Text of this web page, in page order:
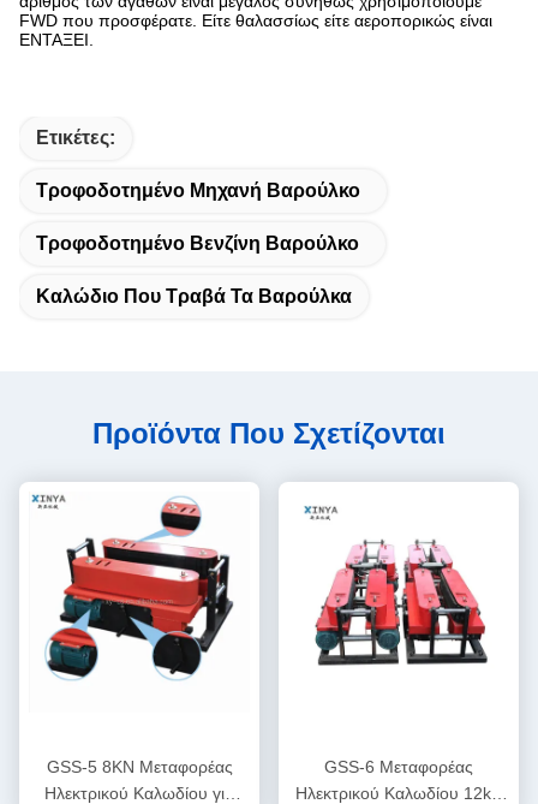
FWD που προσφέρατε. Είτε θαλασσίως είτε αεροπορικώς είναι
ΕΝΤΑΞΕΙ.
Ετικέτες:
Τροφοδοτημένο Μηχανή Βαρούλκο
Τροφοδοτημένο Βενζίνη Βαρούλκο
Καλώδιο Που Τραβά Τα Βαρούλκα
Προϊόντα Που Σχετίζονται
GSS-5 8KN Μεταφορέας
Ηλεκτρικού Καλωδίου για
GSS-6 Μεταφορέας
Ηλεκτρικού Καλωδίου 12kN